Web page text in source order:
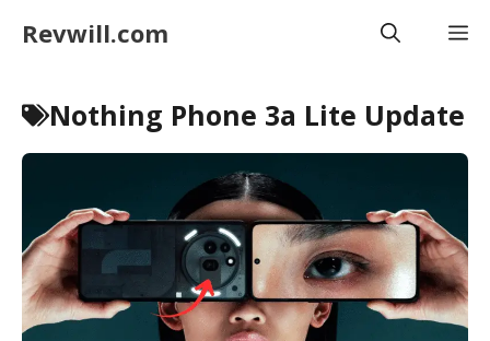
Revwill.com
Nothing Phone 3a Lite Update